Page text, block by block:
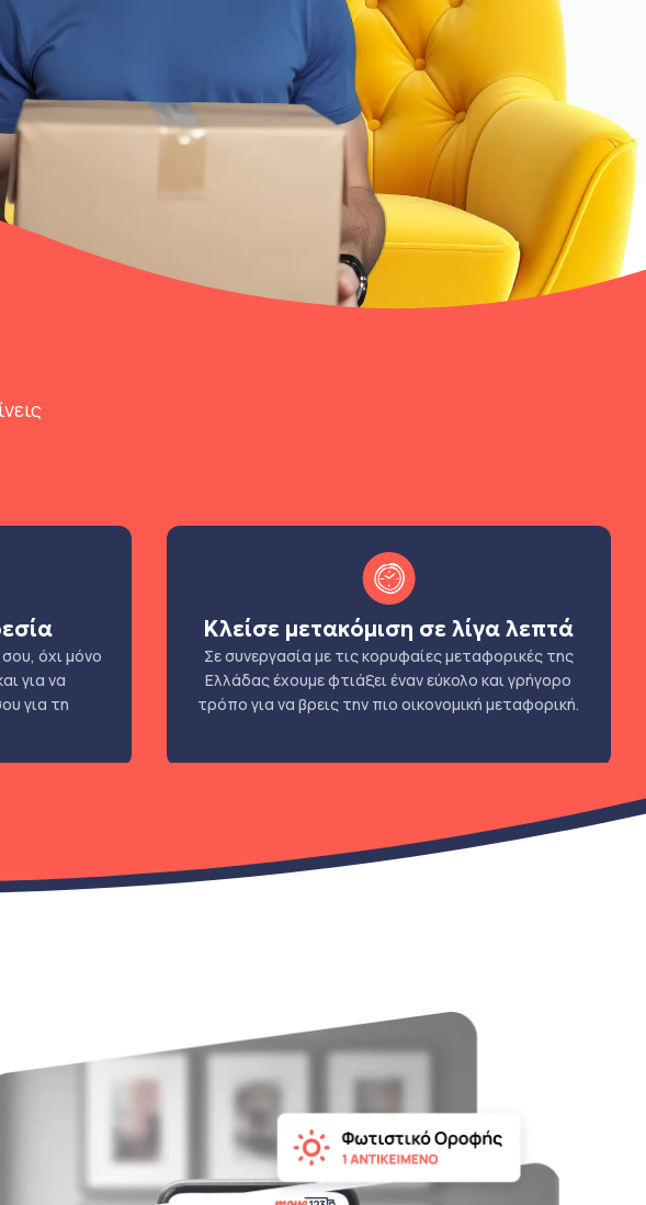
όχι μόνο
για να
για τη
Κλείσε μετακόμιση σε λίγα λεπτά
Σε συνεργασία με τις κορυφαίες μεταφορικές της
Ελλάδας έχουμε φτιάξει έναν εύκολο και γρήγορο
τρόπο για να βρεις την πιο οικονομική μεταφορική.